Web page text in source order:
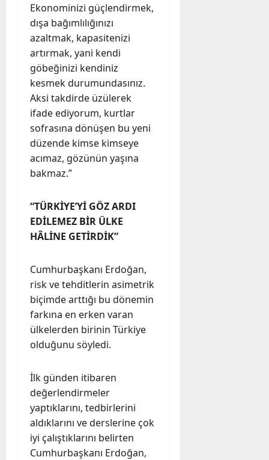
Ekonominizi güçlendirmek,
dışa bağımlılığınızı
azaltmak, kapasitenizi
artırmak, yani kendi
göbeğinizi kendiniz
kesmek durumundasınız.
Aksi takdirde üzülerek
ifade ediyorum, kurtlar
sofrasına dönüşen bu yeni
düzende kimse kimseye
acımaz, gözünün yaşına
bakmaz.”
“TÜRKİYE’Yİ GÖZ ARDI
EDİLEMEZ BİR ÜLKE
HÂLİNE GETİRDİK”
Cumhurbaşkanı Erdoğan,
risk ve tehditlerin asimetrik
biçimde arttığı bu dönemin
farkına en erken varan
ülkelerden birinin Türkiye
olduğunu söyledi.
İlk günden itibaren
değerlendirmeler
yaptıklarını, tedbirlerini
aldıklarını ve derslerine çok
iyi çalıştıklarını belirten
Cumhurbaşkanı Erdoğan,